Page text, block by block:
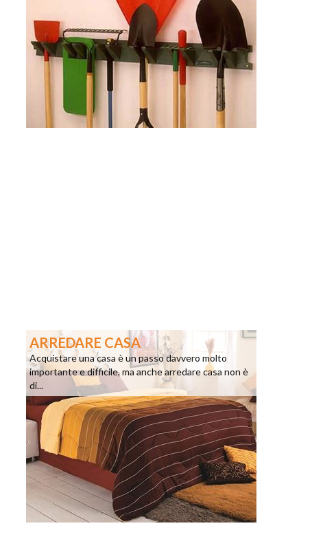
ARREDARE CASA
Acquistare una casa è un passo davvero molto
importante e difficile, ma anche arredare casa non è
di...